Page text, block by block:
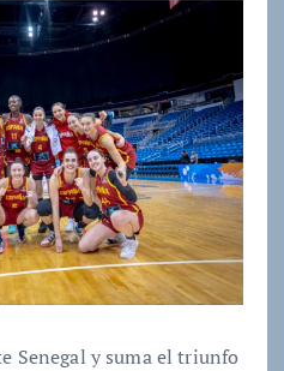
Senegal y suma el triunfo